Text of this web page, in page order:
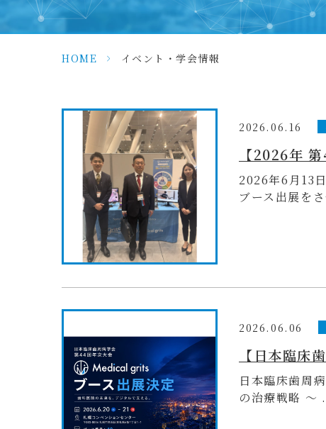
HOME > イベント・学会情報
2026.06.16
2026年6月13
ブース出展を
2026.06.06
【日本臨床
日本臨床歯周
の治療戦略 〜